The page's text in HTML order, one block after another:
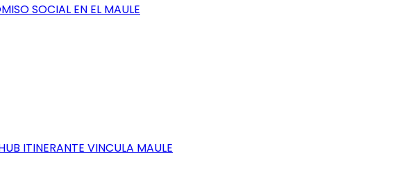
SOCIAL EN EL MAULE
ITINERANTE VINCULA MAULE